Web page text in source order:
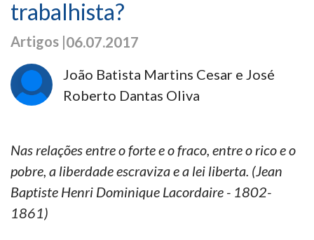
trabalhista?
Artigos |06.07.2017
João Batista Martins Cesar e José
Roberto Dantas Oliva
Nas relações entre o forte e o fraco, entre o rico e o
pobre, a liberdade escraviza e a lei liberta. (Jean
Baptiste Henri Dominique Lacordaire - 1802-
1861)